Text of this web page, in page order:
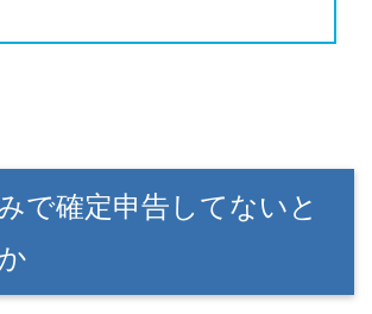
で確定申告してないと